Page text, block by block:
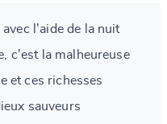
l'aide de la nuit
c'est la malheureuse
et ces richesses
sauveurs